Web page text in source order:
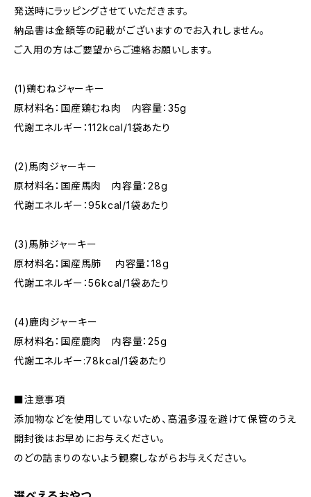
発送時にラッピングさせていただきます。
納品書は金額等の記載がございますのでお入れしません。
ご入用の方はご要望からご連絡お願いします。
(1)鶏むねジャーキー
原材料名：国産鶏むね肉 内容量：35g
代謝エネルギー：112kcal/1袋あたり
(2)馬肉ジャーキー
原材料名：国産馬肉 内容量：28g
代謝エネルギー：95kcal/1袋あたり
(3)馬肺ジャーキー
原材料名：国産馬肺 内容量：18g
代謝エネルギー：56kcal/1袋あたり
(4)鹿肉ジャーキー
原材料名：国産鹿肉 内容量：25g
代謝エネルギー:78kcal/1袋あたり
■注意事項
添加物などを使用していないため、高温多湿を避けて保管のうえ
開封後はお早めにお与えください。
のどの詰まりのないよう観察しながらお与えください。